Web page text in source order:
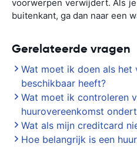
voorwerpen verwijdert. Als
buitenkant, ga dan naar een
Gerelateerde vragen
Wat moet ik doen als het
beschikbaar heeft?
Wat moet ik controleren
huurovereenkomst
Wat als mijn creditcard
Hoe belangrijk is een